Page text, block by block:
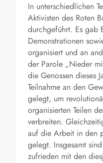
In unterschiedlichen
Aktivisten des Roten
durchgeführt. Es gab
Demonstrationen
organisiert und an
der Parole „Nieder
die Genossen dieses
Teilnahme an den
gelegt, um
organisierten Teilen
verbreiten.
auf die Arbeit in den
gelegt. Insgesamt
zufrieden mit den